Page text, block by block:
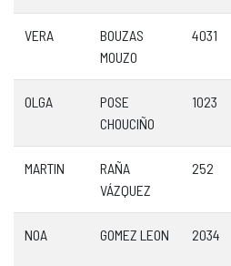
VERA
BOUZAS
MOUZO
4031
OLGA
POSE
CHOUCIÑO
1023
MARTIN
RAÑA
VÁZQUEZ
252
NOA GOMEZ LEON 2034